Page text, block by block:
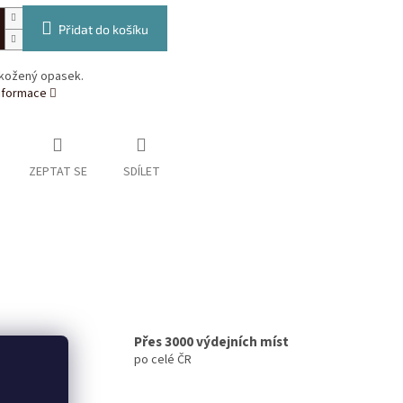
Přidat do košíku
opasek.
ZEPTAT SE SDÍLET
Přes 3000 výdejních míst
po celé ČR